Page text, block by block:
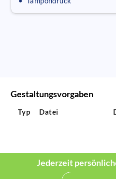
Gestaltungsvorgaben
Typ Datei
Jederzeit